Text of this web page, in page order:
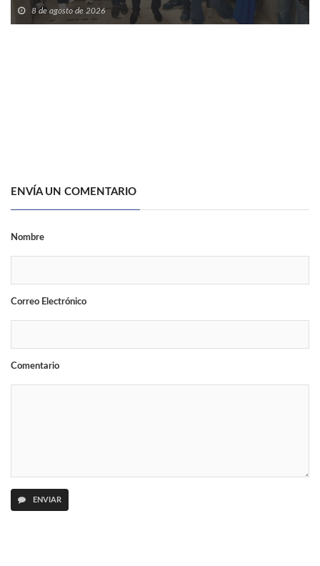
SNTISSSTE en Tamaulipas.
8 de agosto de 2026
ENVÍA UN COMENTARIO
Nombre
Correo Electrónico
Comentario
ENVIAR